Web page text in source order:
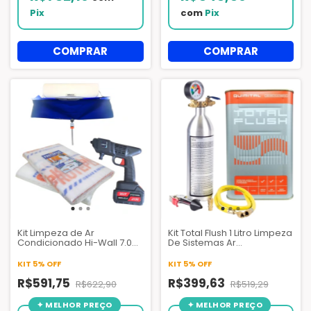
Pix
com Pix
Kit Limpeza de Ar
Condicionado Hi-Wall 7.000
Pistola + Bolsa Coletora +
KIT 5% OFF
R$591,75 R$622,90
Kit Total Flush 1 Litro Limpeza
De Sistemas Ar
Injetora 141b
KIT 5% OFF
R$399,63 R$519,29